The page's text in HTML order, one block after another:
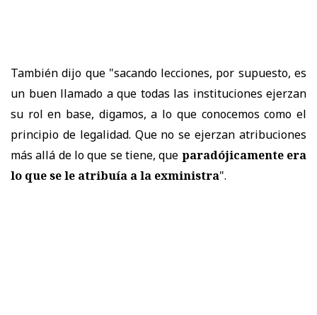
También dijo que "sacando lecciones, por supuesto, es
un buen llamado a que todas las instituciones ejerzan
su rol en base, digamos, a lo que conocemos como el
principio de legalidad. Que no se ejerzan atribuciones
más allá de lo que se tiene, que paradójicamente era
lo que se le atribuía a la exministra".